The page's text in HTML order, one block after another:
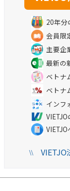
20年分
会員限
主要企
最新の
ベトナ
ベトナ
インフ
\\VIETJO